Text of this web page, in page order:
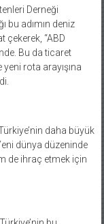
Derneği
bu adımın deniz
çekerek, “ABD
Bu da ticaret
rota arayışına
daha büyük
dünya düzeninde
de ihraç etmek için